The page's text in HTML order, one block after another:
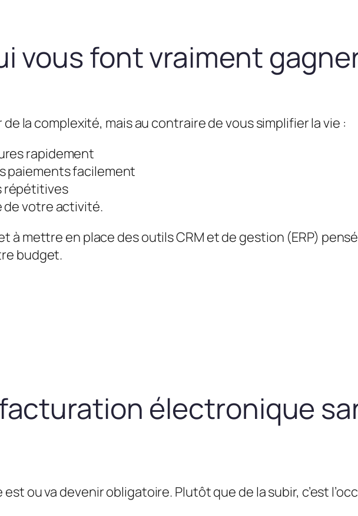
vous font vraiment
de la complexité, mais au contraire de vous simplifier la vie :
rapidement
paiements facilement
répétitives
de votre activité.
à mettre en place des outils CRM et de gestion (ERP)
budget.
électronique
ou va devenir obligatoire. Plutôt que de la subir, c’est